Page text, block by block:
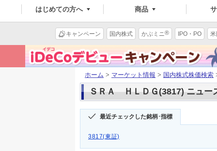
はじめての方へ 商品
キャンペーン 国内株式 かぶミニ® IPO・PO
ホーム > マーケット情報 > 国内株式株価検索
ＳＲＡ ＨＬＤＧ(3817) ニュー
最近チェックした銘柄･指標
3817(東証)